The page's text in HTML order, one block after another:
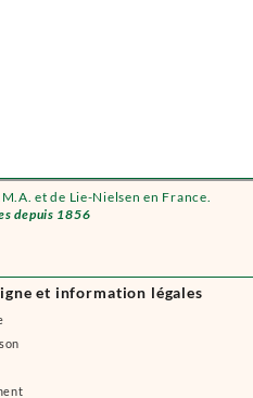
et de Lie-Nielsen en France.
depuis 1856
et information légales